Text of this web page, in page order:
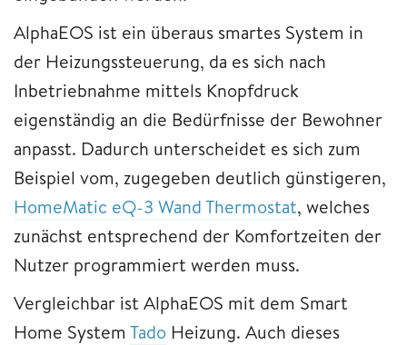
AlphaEOS ist ein überaus smartes System in
der Heizungssteuerung, da es sich nach
Inbetriebnahme mittels Knopfdruck
eigenständig an die Bedürfnisse der Bewohner
anpasst. Dadurch unterscheidet es sich zum
Beispiel vom, zugegeben deutlich günstigeren,
HomeMatic eQ-3 Wand Thermostat, welches
zunächst entsprechend der Komfortzeiten der
Nutzer programmiert werden muss.
Vergleichbar ist AlphaEOS mit dem Smart
Home System Tado Heizung. Auch dieses